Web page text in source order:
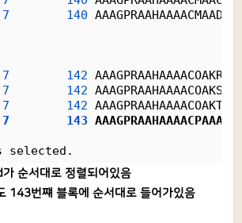
7
140
7
142
7
142
7
142
7
143
selected.
순서대로 정렬되어있음
143번쨰 블록에 순서대로 들어가있음